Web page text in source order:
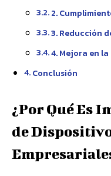
2.
3. Reducción
4. Mejora en
Conclusión
¿Por Qué Es
de